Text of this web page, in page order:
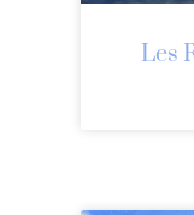
Les